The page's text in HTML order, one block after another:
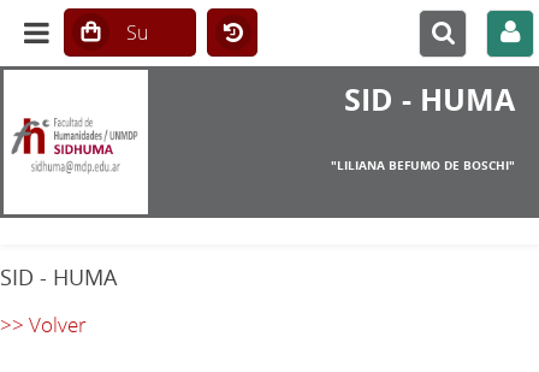
SID - HUMA
"LILIANA BEFUMO DE BOSCHI"
SID - HUMA
>> Volver